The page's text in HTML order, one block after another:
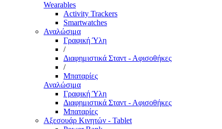
Wearables
Activity Trackers
Smartwatches
Αναλώσιμα
Γραφική Ύλη
/
Διαφημιστικά Σταντ - Αφισοθήκες
/
Μπαταρίες
Αναλώσιμα
Γραφική Ύλη
Διαφημιστικά Σταντ - Αφισοθήκες
Μπαταρίες
Αξεσουάρ Κινητών - Tablet